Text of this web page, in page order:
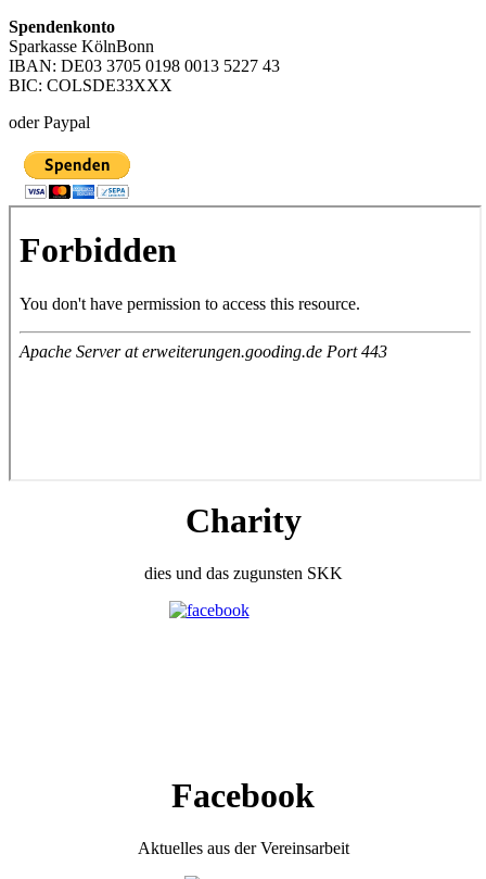
Spendenkonto
Sparkasse KölnBonn
IBAN: DE03 3705 0198 0013 5227 43
BIC: COLSDE33XXX
oder Paypal
Charity
dies und das zugunsten SKK
Facebook
Aktuelles aus der Vereinsarbeit